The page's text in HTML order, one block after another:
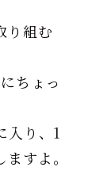
り組む
ちょっ
入り、1
すよ。